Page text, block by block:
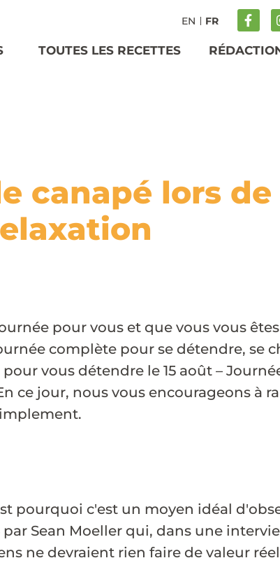
EN FR
TOUTES LES RECETTES
canapé lors de
pour vous et que vous vous
complète pour se détendre, se
vous détendre le 15 août –
ce jour, nous vous encourageons à
pourquoi c'est un moyen idéal
Sean Moeller qui, dans une
ne devraient rien faire de valeur